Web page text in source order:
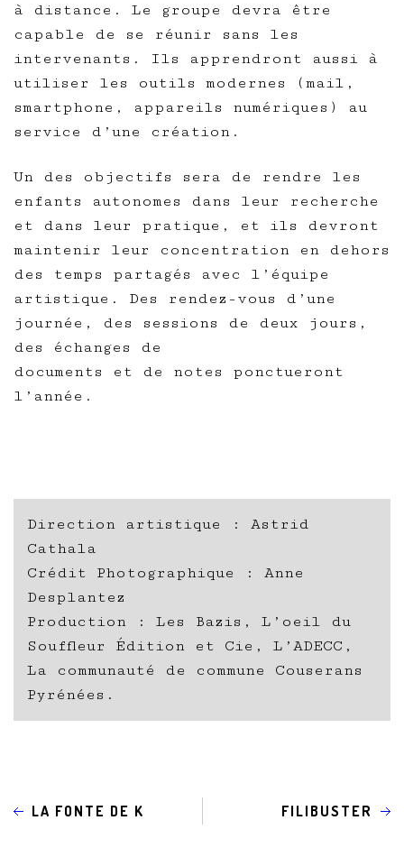
à distance. Le groupe devra être
capable de se réunir sans les
intervenants. Ils apprendront aussi à
utiliser les outils modernes (mail,
smartphone, appareils numériques) au
service d’une création.
Un des objectifs sera de rendre les
enfants autonomes dans leur recherche
et dans leur pratique, et ils devront
maintenir leur concentration en dehors
des temps partagés avec l’équipe
artistique. Des rendez-vous d’une
journée, des sessions de deux jours,
des échanges de
documents et de notes ponctueront
l’année.
Direction artistique : Astrid
Cathala
Crédit Photographique : Anne
Desplantez
Production : Les Bazis, L’oeil du
Souffleur Édition et Cie, L’ADECC,
La communauté de commune Couserans
Pyrénées.
LA FONTE DE K FILIBUSTER